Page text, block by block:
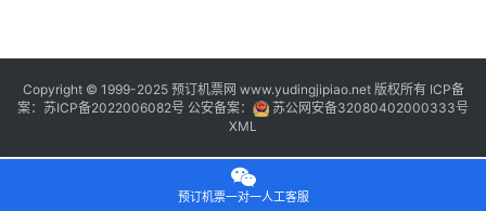
Copyright © 1999-2025 预订机票网 www.yudingjipiao.net 版权所有 ICP备
案： 苏ICP备2022006082号 公安备案：
苏公网安备32080402000333号
XML
预订机票一对一人工客服